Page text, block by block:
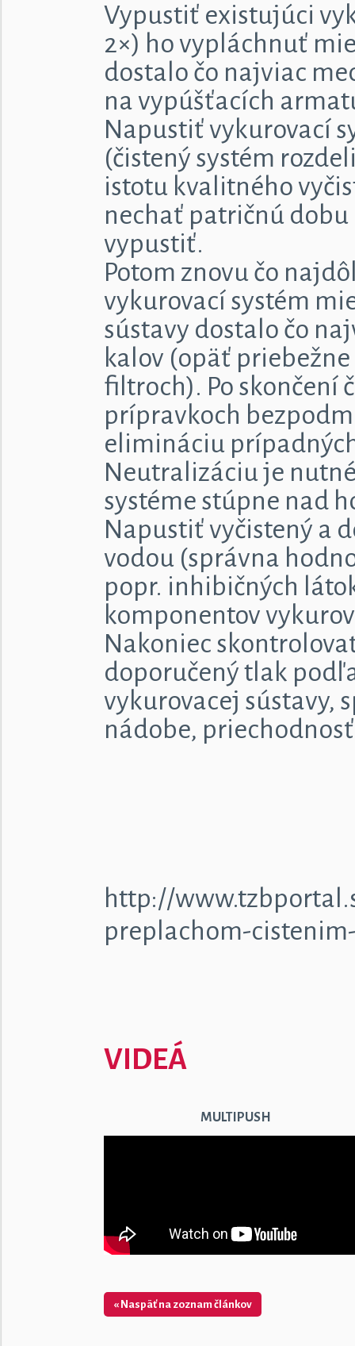
Vypustiť existujúci
2×) ho vypláchnuť
dostalo čo najviac
na vypúšťacích
Napustiť vykurovací
(čistený systém
istotu kvalitného
nechať patričnú dobu
vypustiť.
Potom znovu čo
vykurovací systém
sústavy dostalo čo
kalov (opäť
filtroch). Po skončení
prípravkoch
elimináciu
Neutralizáciu je
systéme stúpne nad
Napustiť vyčistený a
vodou (správna
popr. inhibičných
komponentov
Nakoniec
doporučený tlak
vykurovacej sústavy,
nádobe,
http://
preplachom-
VIDEÁ
MULTIPUSH
« Naspäť na zoznam článkov